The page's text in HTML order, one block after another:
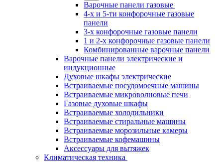
Варочные панели газовые
4-х и 5-ти конфорочные газовые
панели
3-х конфорочные газовые панели
1 и 2-х конфорочные газовые панели
Комбинированные варочные панели
Варочные панели электрические и
индукционные
Духовые шкафы электрические
Встраиваемые посудомоечные машины
Встраиваемые микроволновые печи
Газовые духовые шкафы
Встраиваемые холодильники
Встраиваемые стиральные машины
Встраиваемые морозильные камеры
Встраиваемые кофемашины
Аксессуары для вытяжек
Климатическая техника